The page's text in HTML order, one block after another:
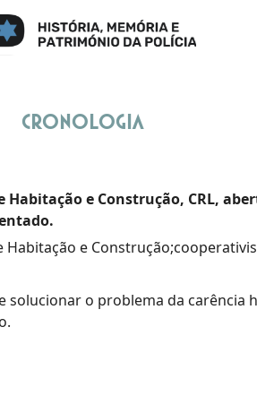
Cronologia
Habitação e Construção, CRL,
Habitação e
solucionar o problema da carência